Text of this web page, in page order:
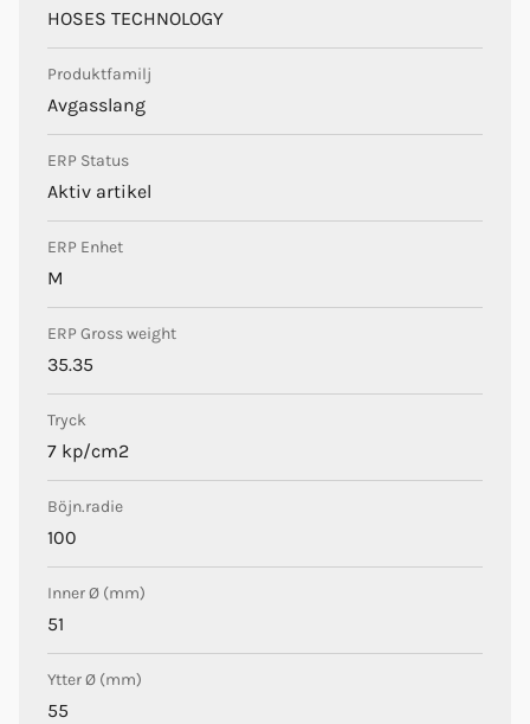
HOSES TECHNOLOGY
Produktfamilj
Avgasslang
ERP Status
Aktiv artikel
ERP Enhet
M
ERP Gross weight
35.35
Tryck
7 kp/cm2
Böjn.radie
100
Inner Ø (mm)
51
Ytter Ø (mm)
55